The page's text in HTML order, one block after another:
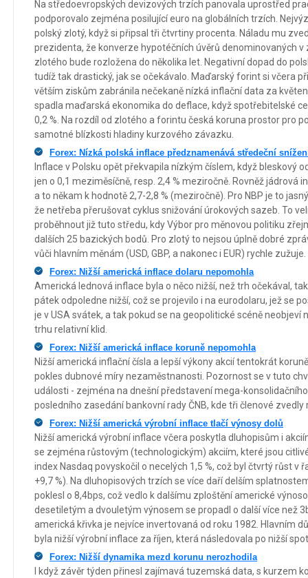
Na středoevropských devizových trzích panovala uprostřed
podporovalo zejména posilující euro na globálních trzích.
polský zlotý, když si připsal tři čtvrtiny procenta. Náladu mu
prezidenta, že konverze hypotéčních úvěrů denominovaných v
zlotého bude rozložena do několika let. Negativní dopad do
tudíž tak drastický, jak se očekávalo. Maďarský forint si včera
větším ziskům zabránila nečekaně nízká inflační data za
spadla maďarská ekonomika do deflace, když spotřebitelské
0,2 %. Na rozdíl od zlotého a forintu česká koruna prostor pro
samotné blízkosti hladiny kurzového závazku.
Forex: Nízká polská inflace předznamenává středeční
Inflace v Polsku opět překvapila nízkým číslem, když bleskový
jen o 0,1 meziměsíčně, resp. 2,4 % meziročně. Rovněž jádrová
a to někam k hodnotě 2,7-2,8 % (meziročně). Pro NBP je to
že netřeba přerušovat cyklus snižování úrokových sazeb. To
proběhnout již tuto středu, kdy Výbor pro měnovou politiku
dalších 25 bazických bodů. Pro zlotý to nejsou úplně dobré
vůči hlavním měnám (USD, GBP, a nakonec i EUR) rychle zužuje.
Forex: Nižší americká inflace dolaru nepomohla
Americká lednová inflace byla o něco nižší, než trh očekával,
pátek odpoledne nižší, což se projevilo i na eurodolaru, jež se
je v USA svátek, a tak pokud se na geopolitické scéně neobjeví
trhu relativní klid.
Forex: Nižší americká inflace koruně nepomohla
Nižší americká inflační čísla a lepší výkony akcií tentokrát
pokles dubnové míry nezaměstnanosti. Pozornost se v tuto
události - zejména na dnešní představení mega-
posledního zasedání bankovní rady ČNB, kde tři členové
Forex: Nižší americká výrobní inflace tlačí výnosy dolů
Nižší americká výrobní inflace včera poskytla dluhopisům i
se zejména růstovým (technologickým) akciím, které jsou
index Nasdaq povyskočil o necelých 1,5 %, což byl čtvrtý růst v
+9,7 %). Na dluhopisových trzích se více daří delším
poklesl o 8,4bps, což vedlo k dalšímu zploštění americké
desetiletým a dvouletým výnosem se propadl o další více než
americká křivka je nejvíce invertovaná od roku 1982. Hlavním
byla nižší výrobní inflace za říjen, která následovala po nižší
Forex: Nižší dynamika mezd korunu nerozhodila
I když závěr týden přinesl zajímavá tuzemská data, s kurzem